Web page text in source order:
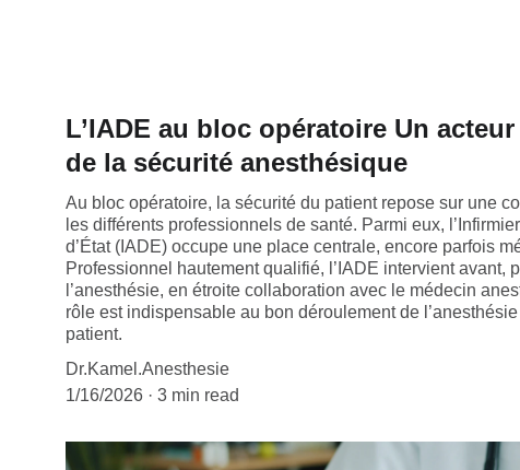
L’IADE au bloc opératoire Un
de la sécurité anesthésique
Au bloc opératoire, la sécurité du patient repose sur une
les différents professionnels de santé. Parmi eux,
d’État (IADE) occupe une place centrale, encore parfois
Professionnel hautement qualifié, l’IADE intervient avant,
l’anesthésie, en étroite collaboration avec le médecin
rôle est indispensable au bon déroulement de
patient.
Dr.Kamel.Anesthesie
1/16/2026
3 min read